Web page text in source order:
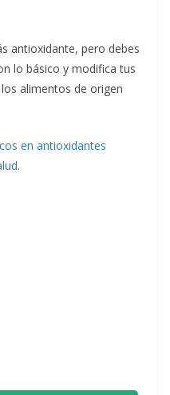
antioxidante, pero debes
lo básico y modifica tus
alimentos de origen
en antioxidantes
.